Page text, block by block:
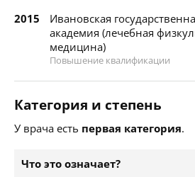
2015
Ивановская
академия (лечебная
медицина)
Повышение квалификации
Категория и степень
У врача есть первая категория.
Что это означает?